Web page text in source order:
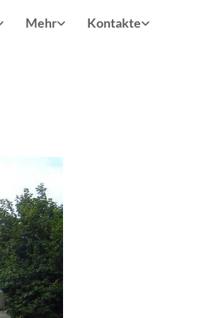
Mehr Kontakte